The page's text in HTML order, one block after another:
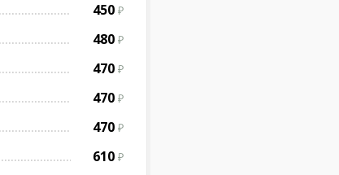
450
480
470
470
470
610